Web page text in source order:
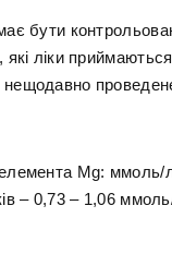
бути
які ліки
Mg: ммоль/
– 0,73 – 1,06